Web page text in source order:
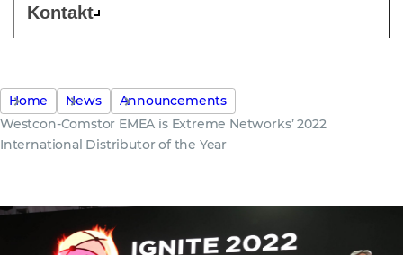
Kontakt
Home News
Announcements
Westcon-Comstor EMEA is Extreme Networks’ 2022
International Distributor of the Year